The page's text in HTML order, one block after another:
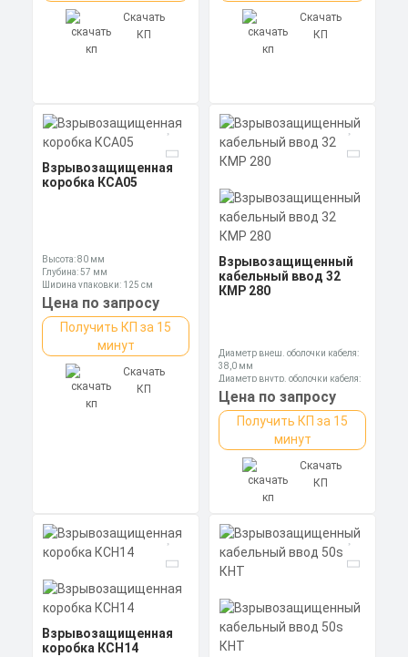
Скачать
КП
Скачать
КП
Взрывозащищенная
коробка КСА05
Высота: 80 мм
Глубина: 57 мм
Ширина упаковки: 125 см
Цена по запросу
Получить КП за 15
минут
Скачать
КП
Взрывозащищенный
кабельный ввод 32
КМР 280
Диаметр внеш. оболочки кабеля:
38,0 мм
Диаметр внутр. оболочки кабеля:
30,4 мм
Диаметр оболочки кабеля: 17,0-
26,2 мм
Цена по запросу
Получить КП за 15
минут
Скачать
КП
Взрывозащищенная
коробка КСН14